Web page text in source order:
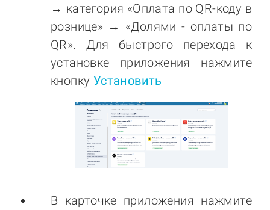
→ категория «Оплата по QR-коду в
рознице» → «Долями - оплаты по
QR». Для быстрого перехода к
установке приложения нажмите
кнопку Установить
В карточке приложения нажмите